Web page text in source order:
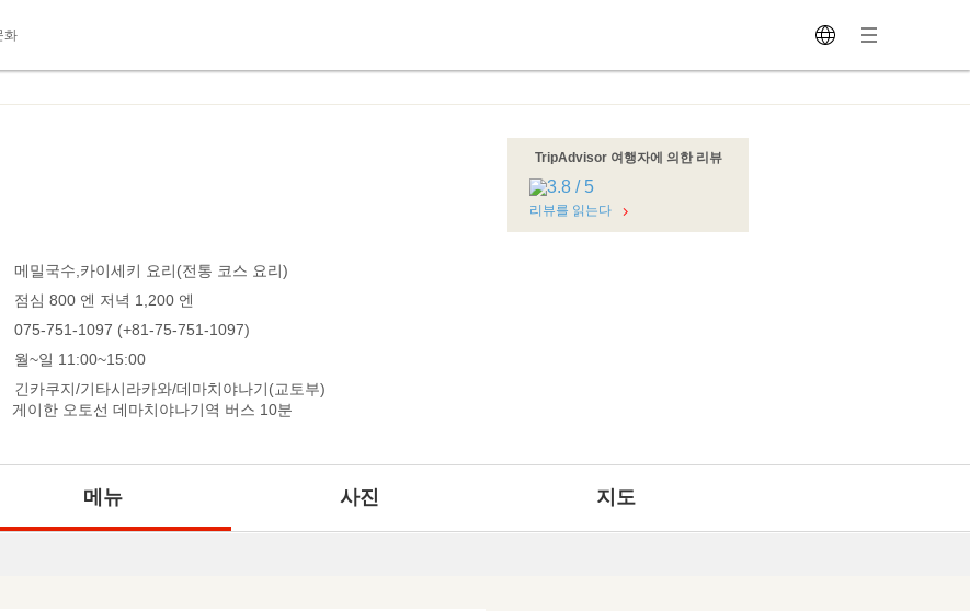
화
메밀국수,카이세키 요리(전통 코스 요리)
점심 800 엔 저녁 1,200 엔
075-751-1097 (+81-75-751-1097)
월~일 11:00~15:00
긴카쿠지/기타시라카와/데마치야나기(교토부)
게이한 오토선 데마치야나기역 버스 10분
TripAdvisor 여행자에 의한 리뷰
리뷰를 읽는다
메뉴 사진 지도